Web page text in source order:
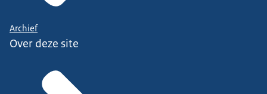
Archief
Over deze site